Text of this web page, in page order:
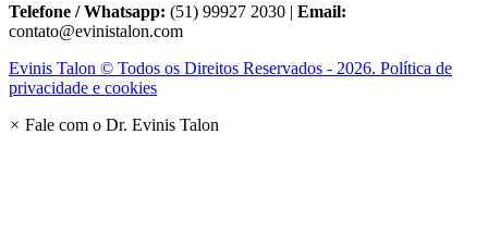
Telefone / Whatsapp: (51) 99927 2030 | Email:
contato@evinistalon.com
Evinis Talon © Todos os Direitos Reservados - 2026. Política de
privacidade e cookies
× Fale com o Dr. Evinis Talon